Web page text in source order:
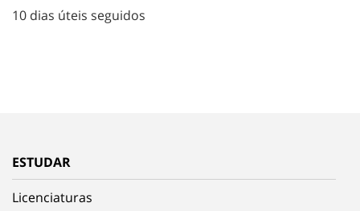
10 dias úteis seguidos
ESTUDAR
Licenciaturas